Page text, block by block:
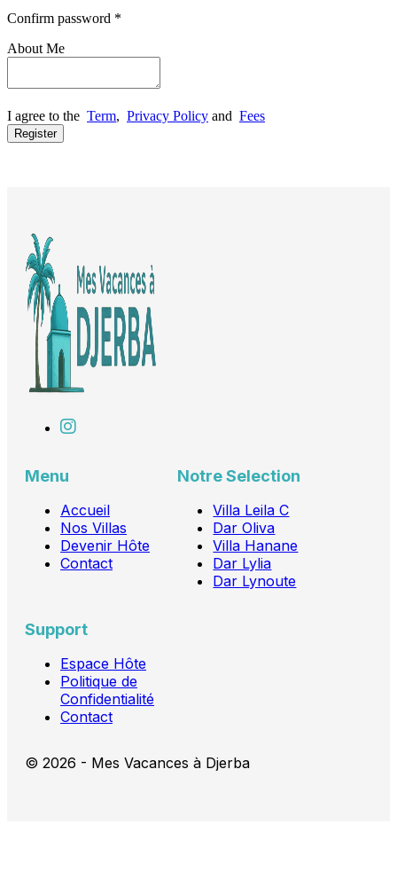
Confirm password *
About Me
I agree to the Term, Privacy Policy and Fees
Register
Menu
Accueil
Nos Villas
Devenir Hôte
Contact
Notre Selection
Villa Leila C
Dar Oliva
Villa Hanane
Dar Lylia
Dar Lynoute
Support
Espace Hôte
Politique de
Confidentialité
Contact
© 2026 - Mes Vacances à Djerba